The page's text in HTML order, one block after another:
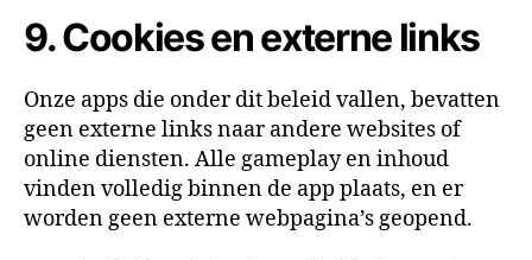
9. Cookies en externe links
Onze apps die onder dit beleid vallen, bevatten
geen externe links naar andere websites of
online diensten. Alle gameplay en inhoud
vinden volledig binnen de app plaats, en er
worden geen externe webpagina’s geopend.